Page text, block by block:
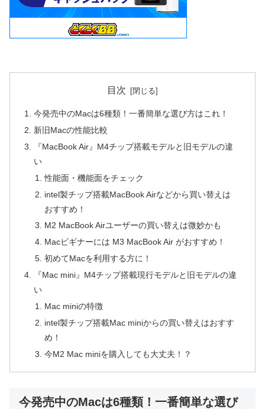
目次
今発売中のMacは6種類！一番簡単な選び方はこれ！
新旧Macの性能比較
『MacBook Air』M4チップ搭載モデルと旧モデルの違
い
性能面・機能面をチェック
intel製チップ搭載MacBook Airなどから買い替えは
おすすめ！
M2 MacBook Airユーザーの買い替えは微妙かも
Macビギナーには M3 MacBook Air がおすすめ！
初めてMacを利用する方に！
『Mac mini』M4チップ搭載現行モデルと旧モデルの違
い
Mac miniの特徴
intel製チップ搭載Mac miniからの買い替えはおすす
め！
今M2 Mac miniを購入しても大丈夫！？
今発売中のMacは6種類！一番簡単な選び